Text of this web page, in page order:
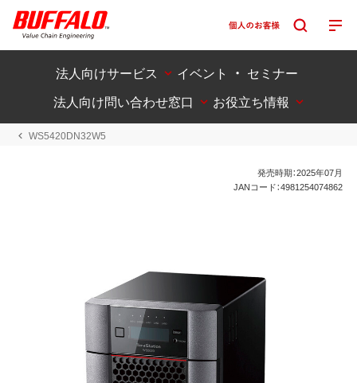
法人向けサービス
イベント ・ セミナー
法人向け問い合わせ窓口
お役立ち情報
WS5420DN32W5
発売時期：2025年07月
JANコード：4981254074862